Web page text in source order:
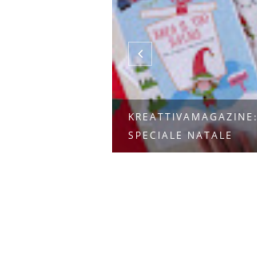
9 TUTORIAL PASQUALI